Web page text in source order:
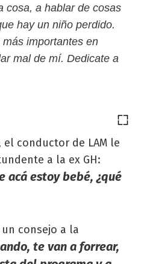
cosa, a hablar de cosas
hay un niño perdido.
importantes en
mal de mí. Dedicate a
el conductor de LAM le
a la ex GH:
acá estoy bebé, ¿qué
consejo a la
te van a forrear,